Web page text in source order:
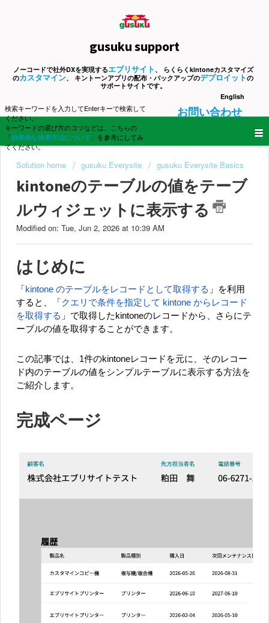
gusuku support
ノーコードで社外DXを実現するエブリサイト 、 らくらくkintoneカスタマイズ
のカスタマイン、 キントーンアプリの配布・バックアップのデプロイットの
サポートサイトです。
English
検索キーワードを入力してEnterキーで検索して
ください。
キーワードの選び方のコツなどは、こちらの
「効果的な検索方法について 」を参考にしてみ
てください。
お問い合わせ
Solution home gusuku Everysite gusuku Everysite Basics
kintoneのテーブルの値をテーブ
ルウィジェットに表示する
Modified on: Tue, Jun 2, 2026 at 10:39 AM
はじめに
「 kintone のテーブルをレコードとして取得する 」を利用
すると、「 クエリで条件を指定して kintone からレコード
を取得する 」で取得したkintoneのレコードから、さらにテ
ーブルの値を取得することができます。
この記事では、1件のkintoneレコードを元に、そのレコー
ド内のテーブルの値をシンプルテーブルに表示する方法を
ご紹介します。
完成ページ